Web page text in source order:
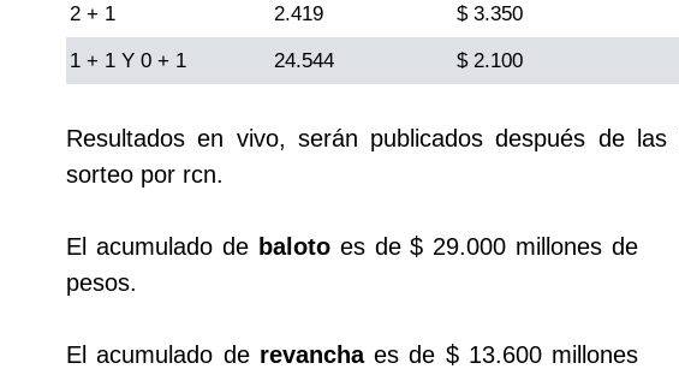
Cafeterito Tarde
Cafeterito Noche
Caribeña Noche
2 + 1 2.419 $ 3.350
1 + 1 Y 0 + 1 24.544 $ 2.100
Resultados en vivo, serán publicados después de
sorteo por rcn.
El acumulado de balotoes de $ 29.000 millones de
pesos.
El acumulado de revanchaes de $ 13.600 millones